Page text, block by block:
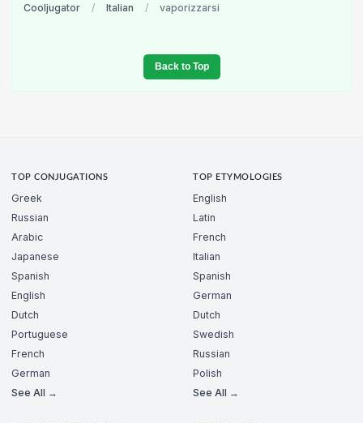
Cooljugator / Italian / vaporizzarsi
Back to Top
TOP CONJUGATIONS
Greek
Russian
Arabic
Japanese
Spanish
English
Dutch
Portuguese
French
German
See All →
TOP ETYMOLOGIES
English
Latin
French
Italian
Spanish
German
Dutch
Swedish
Russian
Polish
See All →